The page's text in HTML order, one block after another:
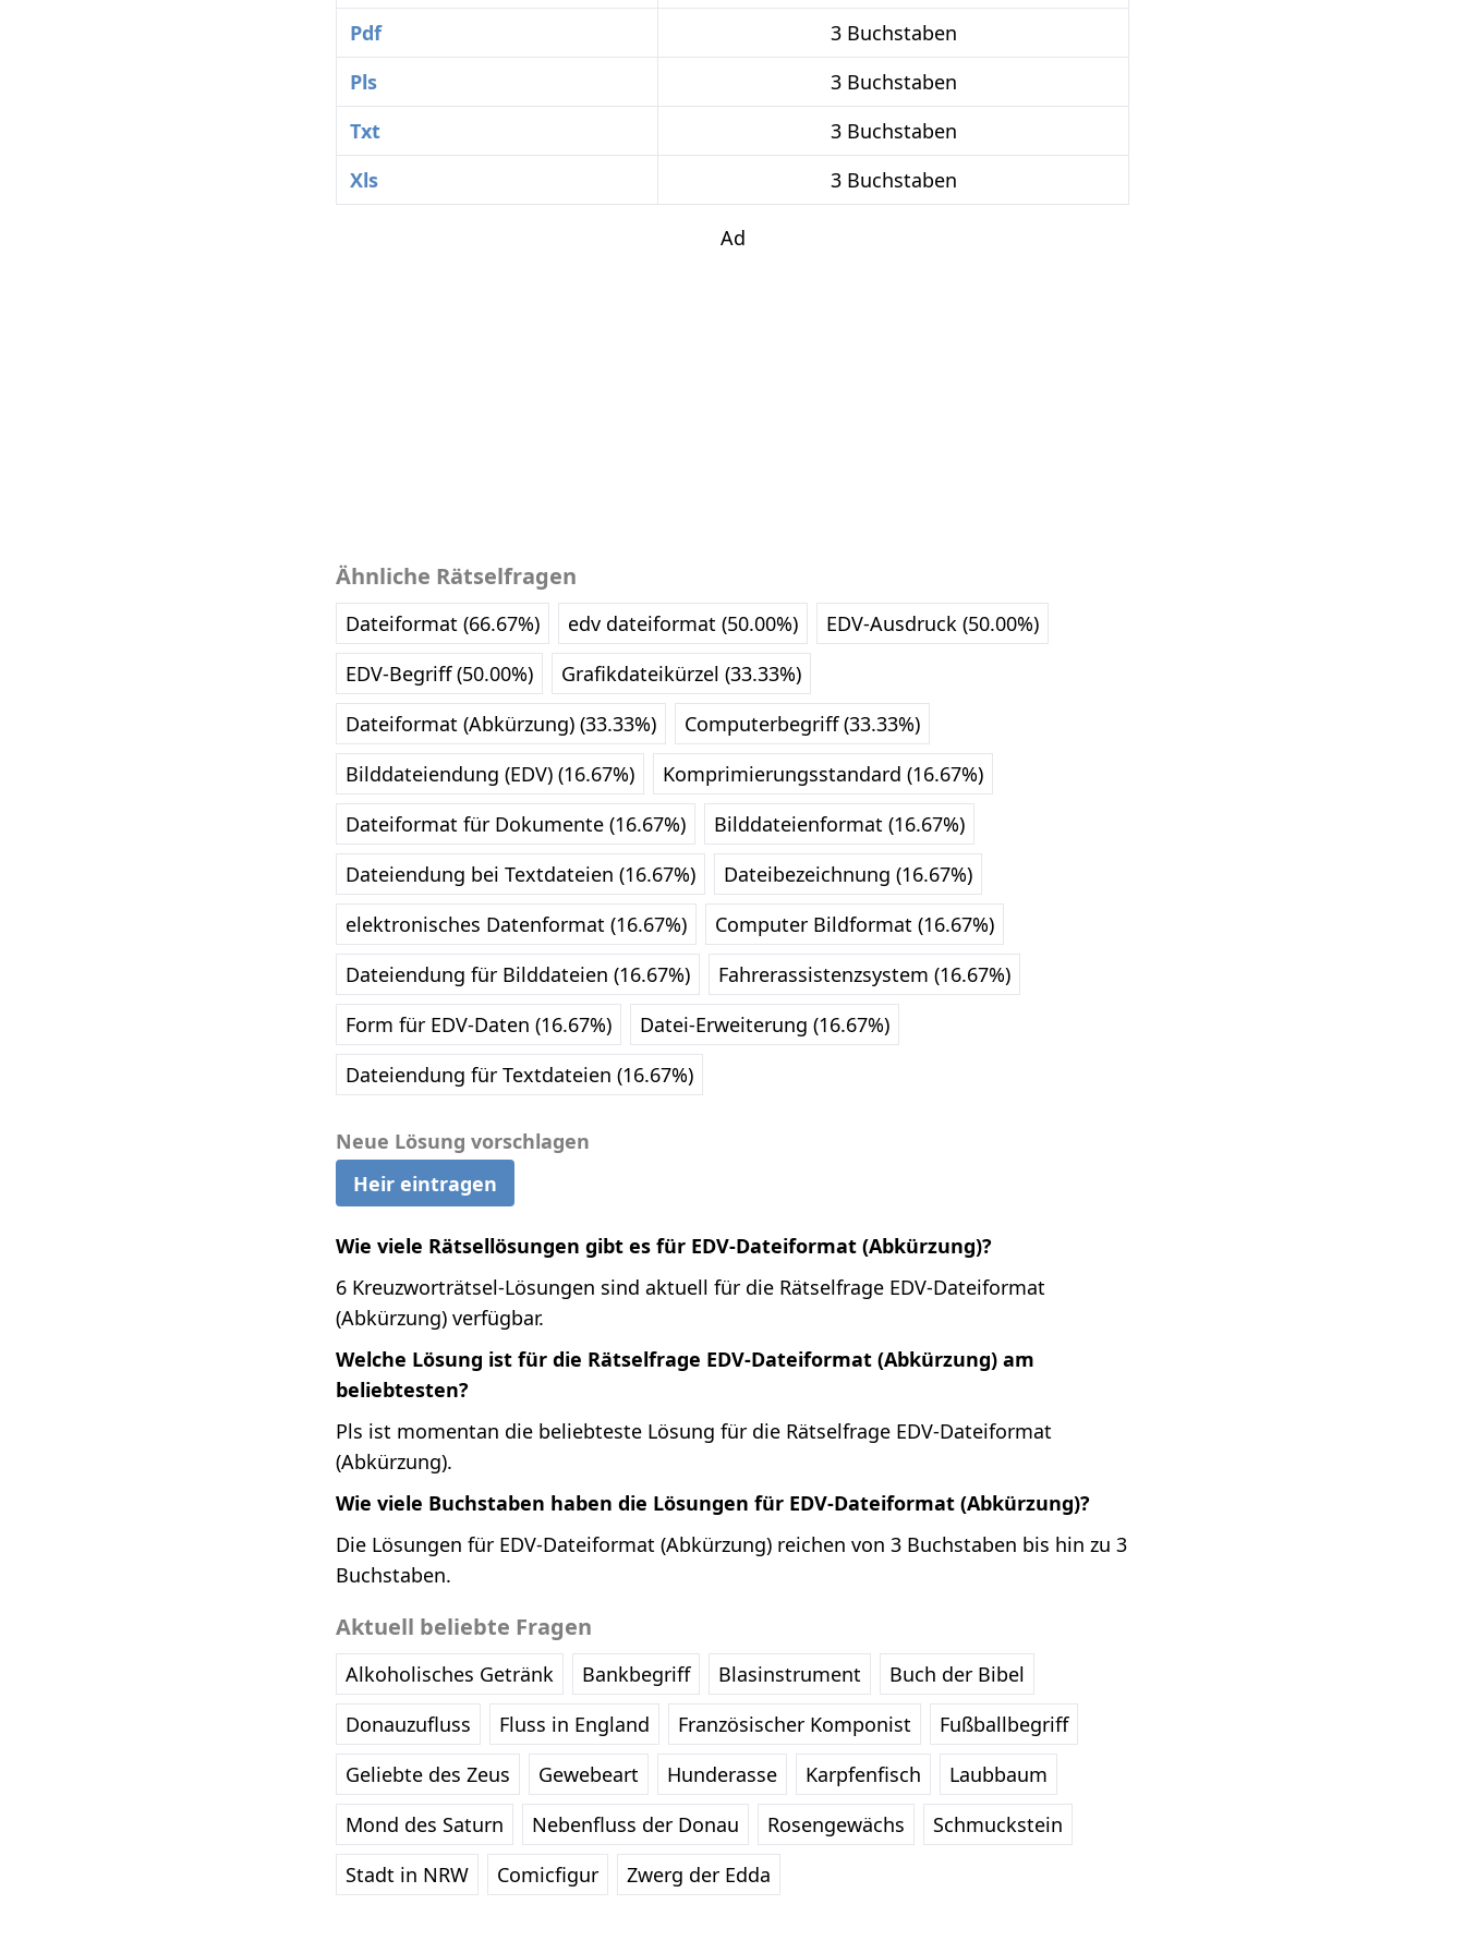
Pdf
3 Buchstaben
Pls
3 Buchstaben
Txt
3 Buchstaben
Xls
3 Buchstaben
Ad
Ähnliche Rätselfragen
Dateiformat (66.67%) edv dateiformat (50.00%)
EDV-Ausdruck (50.00%)
EDV-Begriff (50.00%)
Grafikdateikürzel (33.33%)
Dateiformat (Abkürzung) (33.33%)
Computerbegriff (33.33%)
Bilddateiendung (EDV) (16.67%)
Komprimierungsstandard (16.67%)
Dateiformat für Dokumente (16.67%)
Bilddateienformat (16.67%)
Dateiendung bei Textdateien (16.67%)
Dateibezeichnung (16.67%)
elektronisches Datenformat (16.67%)
Computer Bildformat (16.67%)
Dateiendung für Bilddateien (16.67%)
Fahrerassistenzsystem (16.67%)
Form für EDV-Daten (16.67%)
Datei-Erweiterung (16.67%)
Dateiendung für Textdateien (16.67%)
Neue Lösung vorschlagen
Heir eintragen
Wie viele Rätsellösungen gibt es für EDV-Dateiformat (Abkürzung)?
6 Kreuzworträtsel-Lösungen sind aktuell für die Rätselfrage EDV-Dateiformat
(Abkürzung) verfügbar.
Welche Lösung ist für die Rätselfrage EDV-Dateiformat (Abkürzung) am
beliebtesten?
Pls ist momentan die beliebteste Lösung für die Rätselfrage EDV-Dateiformat
(Abkürzung).
Wie viele Buchstaben haben die Lösungen für EDV-Dateiformat (Abkürzung)?
Die Lösungen für EDV-Dateiformat (Abkürzung) reichen von 3 Buchstaben bis hin zu 3
Buchstaben.
Aktuell beliebte Fragen
Alkoholisches Getränk Bankbegriff Blasinstrument
Buch der Bibel
Donauzufluss
Fluss in England Französischer Komponist
Fußballbegriff
Geliebte des Zeus
Gewebeart Hunderasse Karpfenfisch
Laubbaum
Mond des Saturn
Nebenfluss der Donau Rosengewächs
Schmuckstein
Stadt in NRW
Comicfigur Zwerg der Edda